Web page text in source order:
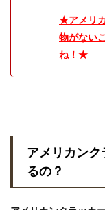
★アメリ
物がない
ね！★
アメリカン
るの？